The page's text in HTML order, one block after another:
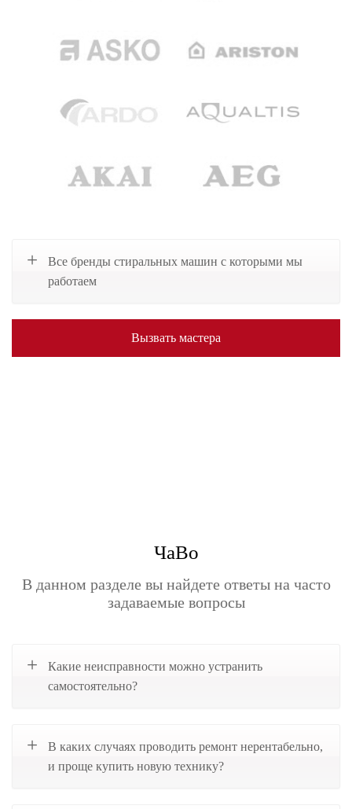
Все бренды стиральных машин с которыми мы
работаем
Вызвать мастера
ЧаВо
В данном разделе вы найдете ответы на часто
задаваемые вопросы
Какие неисправности можно устранить
самостоятельно?
В каких случаях проводить ремонт нерентабельно,
и проще купить новую технику?